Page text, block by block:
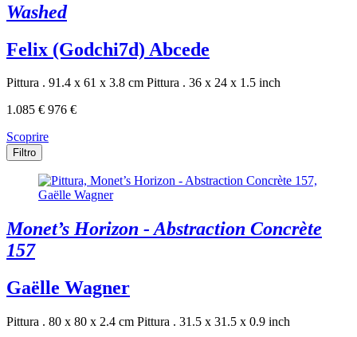
Washed
Felix (Godchi7d) Abcede
Pittura . 91.4 x 61 x 3.8 cm Pittura . 36 x 24 x 1.5 inch
1.085 € 976 €
Scoprire
Filtro
Monet’s Horizon - Abstraction Concrète
157
Gaëlle Wagner
Pittura . 80 x 80 x 2.4 cm Pittura . 31.5 x 31.5 x 0.9 inch